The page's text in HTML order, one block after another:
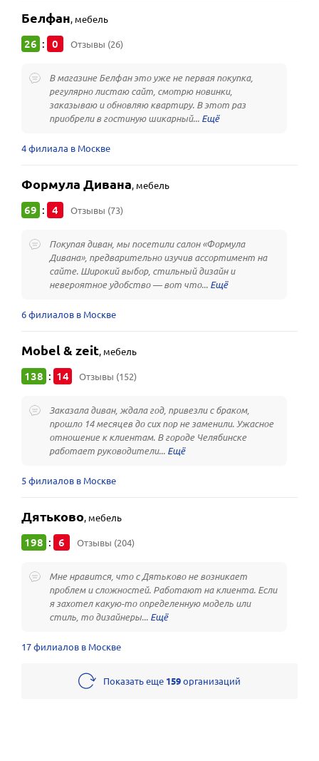
Белфан, мебель
26 : 0 Отзывы (26)
В магазине Белфан это уже не первая покупка,
регулярно листаю сайт, смотрю новинки,
заказываю и обновляю квартиру. В этот раз
приобрели в гостиную шикарный...
4 филиала в Москве
Формула Дивана, мебель
69 : 4 Отзывы (73)
Покупая диван, мы посетили салон «Формула
Дивана», предварительно изучив ассортимент на
сайте. Широкий выбор, стильный дизайн и
невероятное удобство — вот что...
6 филиалов в Москве
Mobel & zeit, мебель
138 : 14 Отзывы (152)
Заказала диван, ждала год, привезли с браком,
прошло 14 месяцев до сих пор не заменили. Ужасное
отношение к клиентам. В городе Челябинске
работает руководители...
5 филиалов в Москве
Дятьково, мебель
198 : 6 Отзывы (204)
Мне нравится, что с Дятьково не возникает
проблем и сложностей. Работают на клиента. Если
я захотел какую-то определенную модель или
стиль, то дизайнеры...
17 филиалов в Москве
Показать еще 159организаций